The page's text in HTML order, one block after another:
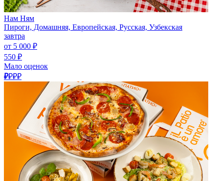
Нам Ням
Пироги, Домашняя, Европейская, Русская, Узбекская
завтра
от 5 000 ₽
550 ₽
Мало оценок
₽₽₽₽